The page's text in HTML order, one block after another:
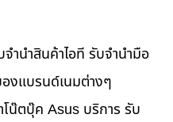
ำนำสินค้าไอที รับจำนำมือ
งแบรนด์เนมต่างๆ
น๊ตบุ๊ค Asus บริการ รับ